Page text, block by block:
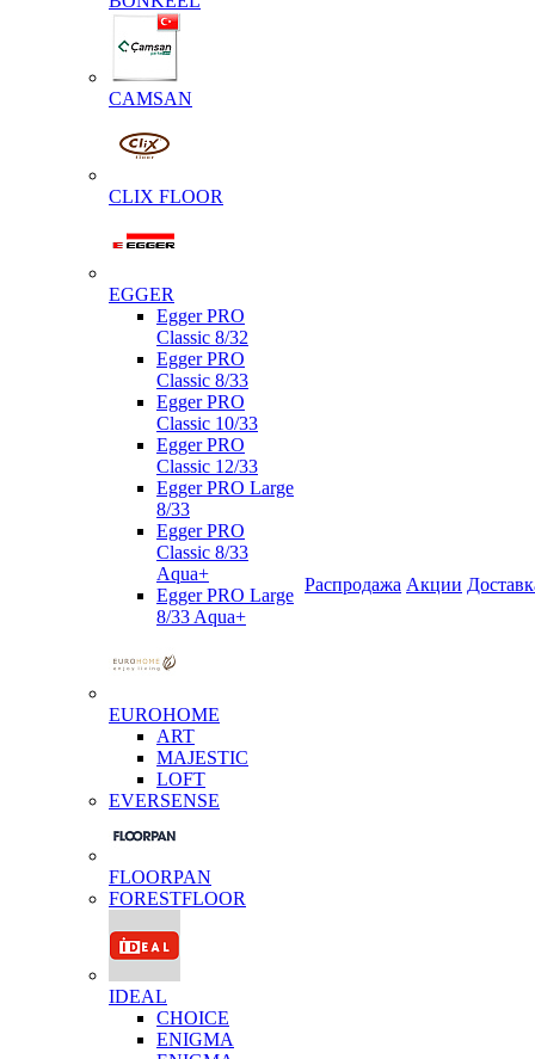
CAMSAN
CLIX FLOOR
EGGER
Egger PRO
Classic 8/32
Egger PRO
Classic 8/33
Egger PRO
Classic 10/33
Egger PRO
Classic 12/33
Egger PRO Large
8/33
Egger PRO
Classic 8/33
Aqua+
Egger PRO Large
8/33 Aqua+
EUROHOME
ART
MAJESTIC
LOFT
EVERSENSE
FLOORPAN
FORESTFLOOR
IDEAL
CHOICE
ENIGMA
Распродажа Акции